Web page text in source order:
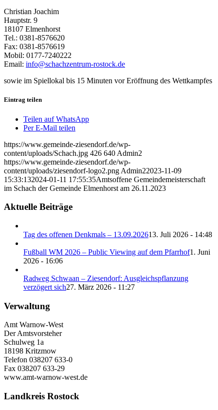
Christian Joachim
Hauptstr. 9
18107 Elmenhorst
Tel.: 0381-8576620
Fax: 0381-8576619
Mobil: 0177-7240222
Email: info@schachzentrum-rostock.de
sowie im Spiellokal bis 15 Minuten vor Eröffnung des Wettkampfes
Eintrag teilen
Teilen auf WhatsApp
Per E-Mail teilen
https://www.gemeinde-ziesendorf.de/wp-
content/uploads/Schach.jpg 426 640 Admin2
https://www.gemeinde-ziesendorf.de/wp-
content/uploads/ziesendorf-logo2.png Admin22023-11-09
15:33:132024-01-11 17:55:35Amtsoffene Gemeindemeisterschaft
im Schach der Gemeinde Elmenhorst am 26.11.2023
Aktuelle Beiträge
Tag des offenen Denkmals – 13.09.202613. Juli 2026 - 14:48
Fußball WM 2026 – Public Viewing auf dem Pfarrhof1. Juni
2026 - 16:06
Radweg Schwaan – Ziesendorf: Ausgleichspflanzung
verzögert sich27. März 2026 - 11:27
Verwaltung
Amt Warnow-West
Der Amtsvorsteher
Schulweg 1a
18198 Kritzmow
Telefon 038207 633-0
Fax 038207 633-29
www.amt-warnow-west.de
Landkreis Rostock